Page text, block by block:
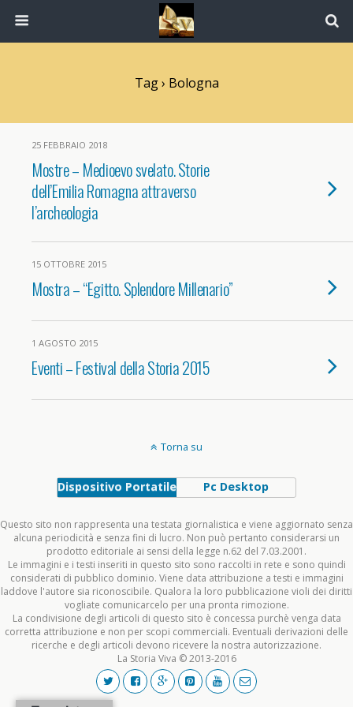
Tag › Bologna
25 FEBBRAIO 2018
Mostre – Medioevo svelato. Storie
dell’Emilia Romagna attraverso
l’archeologia
15 OTTOBRE 2015
Mostra – “Egitto. Splendore Millenario”
1 AGOSTO 2015
Eventi – Festival della Storia 2015
Torna su
Dispositivo Portatile Pc Desktop
Questo sito non rappresenta una testata giornalistica e viene aggiornato senza
alcuna periodicità e senza fini di lucro. Non può pertanto considerarsi un
prodotto editoriale ai sensi della legge n.62 del 7.03.2001.
Le immagini e i testi inseriti in questo sito sono raccolti in rete e sono quindi
considerati di pubblico dominio. Viene data attribuzione a testi e immagini
laddove l'autore sia riconoscibile. Qualora la loro pubblicazione violi dei diritti
vogliate comunicarcelo per una pronta rimozione.
La condivisione degli articoli di questo sito è concessa purchè venga data
corretta attribuzione e non per scopi commerciali. Eventuali derivazioni delle
ricerche e degli articoli devono ricevere la nostra autorizzazione.
La Storia Viva © 2013-2016